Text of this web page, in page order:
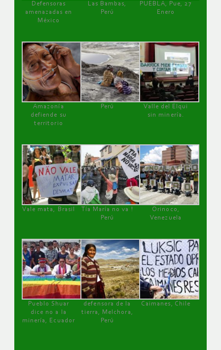
Defensoras
amenazadas en
México
Las Bambas,
Perú
PUEBLA, Pue, 27
Enero
Amazonía
defiende su
territorio
Perú
Valle del Elqui
sin minería.
Vale mata, Brasil
Tía María no va !
Perú
Orinoco,
Venezuela
Pueblo Shuar
dice no a la
minería, Ecuador
defensora de la
tierra, Melchora,
Perú
Caimanes, Chile